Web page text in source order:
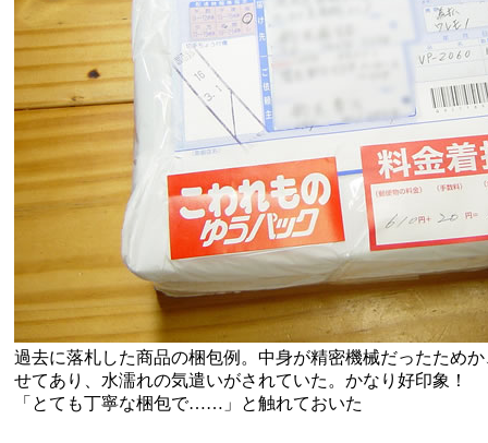
過去に落札した商品の梱包例。中身が精密機械だったため
せてあり、水濡れの気遣いがされていた。かなり好印象！
「とても丁寧な梱包で……」と触れておいた